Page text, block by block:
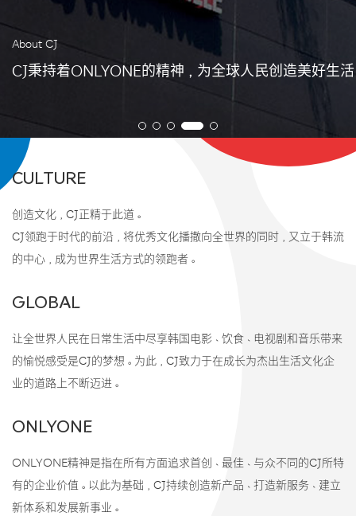
About CJ
CJ秉持着ONLYONE的精神，为全球人民创造美好生活
CULTURE
创造文化，CJ正精于此道。
CJ领跑于时代的前沿，将优秀文化播撒向全世界的同时，又立于韩流
的中心，成为世界生活方式的领跑者。
GLOBAL
让全世界人民在日常生活中尽享韩国电影、饮食、电视剧和音乐带来
的愉悦感受是CJ的梦想。为此，CJ致力于在成长为杰出生活文化企
业的道路上不断迈进。
ONLYONE
ONLYONE精神是指在所有方面追求首创、最佳、与众不同的CJ所特
有的企业价值。以此为基础，CJ持续创造新产品、打造新服务、建立
新体系和发展新事业。